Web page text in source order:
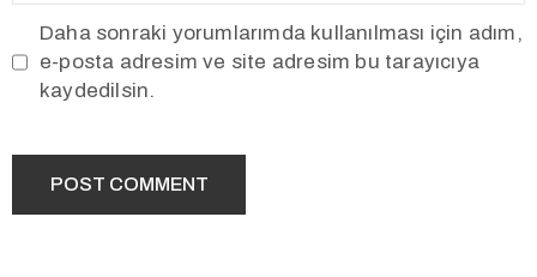
Daha sonraki yorumlarımda kullanılması için adım,
e-posta adresim ve site adresim bu tarayıcıya
kaydedilsin.